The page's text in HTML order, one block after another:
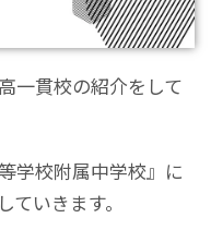
一貫校の紹介をして
学校附属中学校』に
いきます。